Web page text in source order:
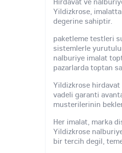
Yildizkrose,
degerine sahiptir.
paketleme testleri
sistemlerle
nalburiye imalat
pazarlarda toptan
Yildizkrose
vadeli garanti
musterilerinin
Her imalat, marka
Yildizkrose
bir tercih degil,